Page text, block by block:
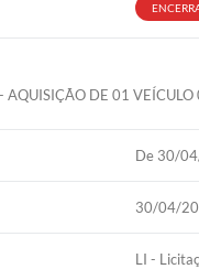
DE 01
De 30/
30/04/
LI -